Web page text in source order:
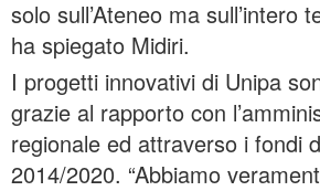
solo sull’Ateneo ma sull’intero
ha spiegato Midiri.
I progetti innovativi di Unipa
grazie al rapporto con
regionale ed attraverso i fondi
2014/2020. “Abbiamo